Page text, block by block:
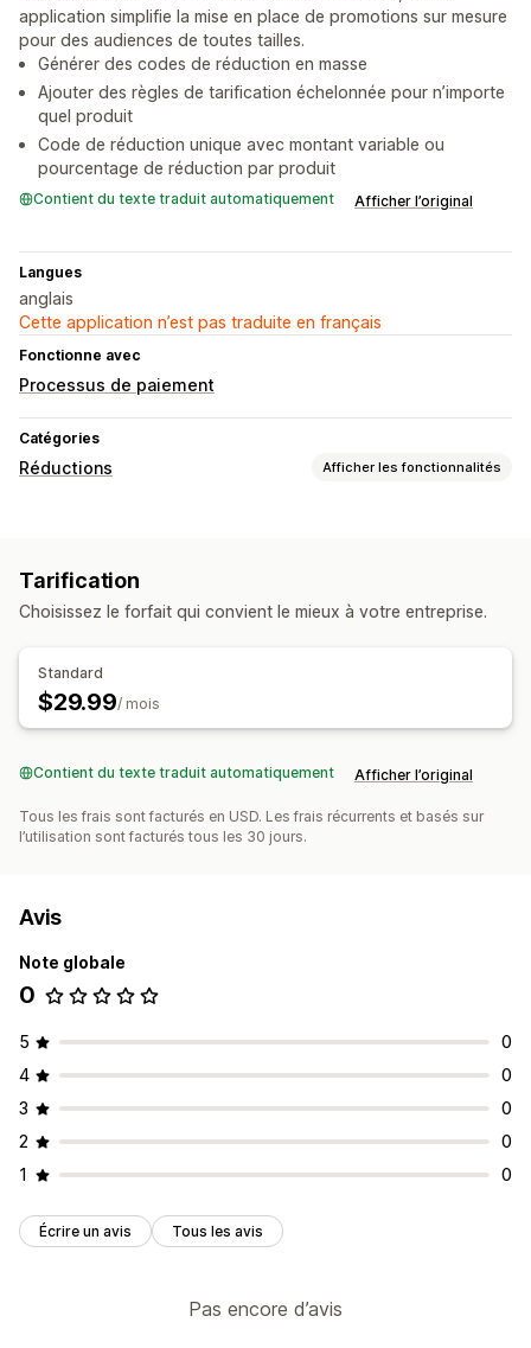
application simplifie la mise en place de promotions sur mesure
pour des audiences de toutes tailles.
Générer des codes de réduction en masse
Ajouter des règles de tarification échelonnée pour n’importe
quel produit
Code de réduction unique avec montant variable ou
pourcentage de réduction par produit
Contient du texte traduit automatiquement Afficher l’original
Langues
anglais
Cette application n’est pas traduite en français
Fonctionne avec
Processus de paiement
Catégories
Réductions Afficher les fonctionnalités
Réductions en fonction de la quantité
Réductions en pourcentage Réductions en gros
Gestion des réductions
Édition en bloc
Tarification
Choisissez le forfait qui convient le mieux à votre entreprise.
Standard
$29.99/ mois
Contient du texte traduit automatiquement Afficher l’original
Tous les frais sont facturés en USD. Les frais récurrents et basés sur
l’utilisation sont facturés tous les 30 jours.
Avis
Note globale
0
5
0
4
0
3
0
2
0
1
0
Écrire un avis Tous les avis
Pas encore d’avis